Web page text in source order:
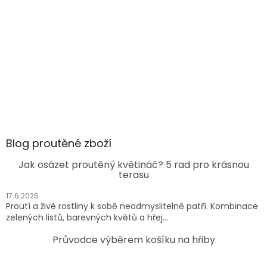
Blog proutěné zboží
Jak osázet proutěný květináč? 5 rad pro krásnou
terasu
17.6.2026
Proutí a živé rostliny k sobě neodmyslitelně patří. Kombinace
zelených listů, barevných květů a hřej...
Průvodce výběrem košíku na hřiby